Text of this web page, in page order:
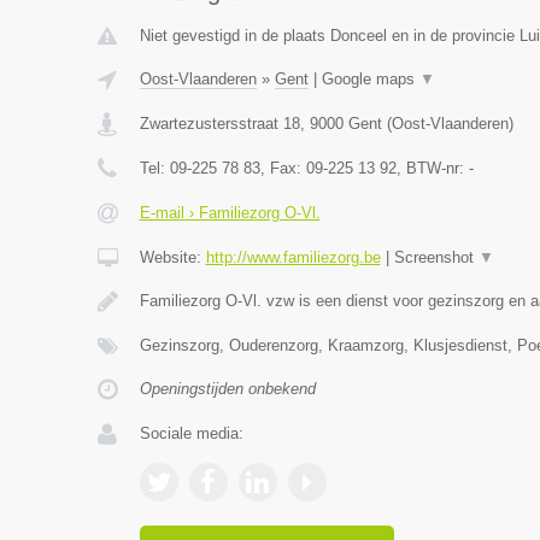
Niet gevestigd in de plaats Donceel en in de provincie
Oost-Vlaanderen» Gent| Google maps ▼
Zwartezustersstraat 18, 9000 Gent(Oost-Vlaanderen)
Tel: 09-225 78 83, Fax: 09-225 13 92, BTW-nr: -
E-mail › Familiezorg O-Vl.
Website: http://www.familiezorg.be| Screenshot ▼
Familiezorg O-Vl. vzw is een dienst voor gezinszorg en
Gezinszorg, Ouderenzorg, Kraamzorg, Klusjesdienst,
Openingstijden onbekend
Sociale media: